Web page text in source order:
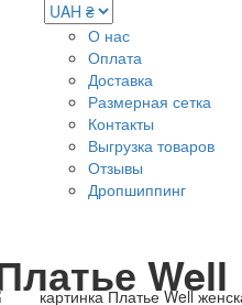
О нас
Оплата
Доставка
Размерная сетка
Контакты
Выгрузка товаров
Отзывы
Дропшиппинг
Well